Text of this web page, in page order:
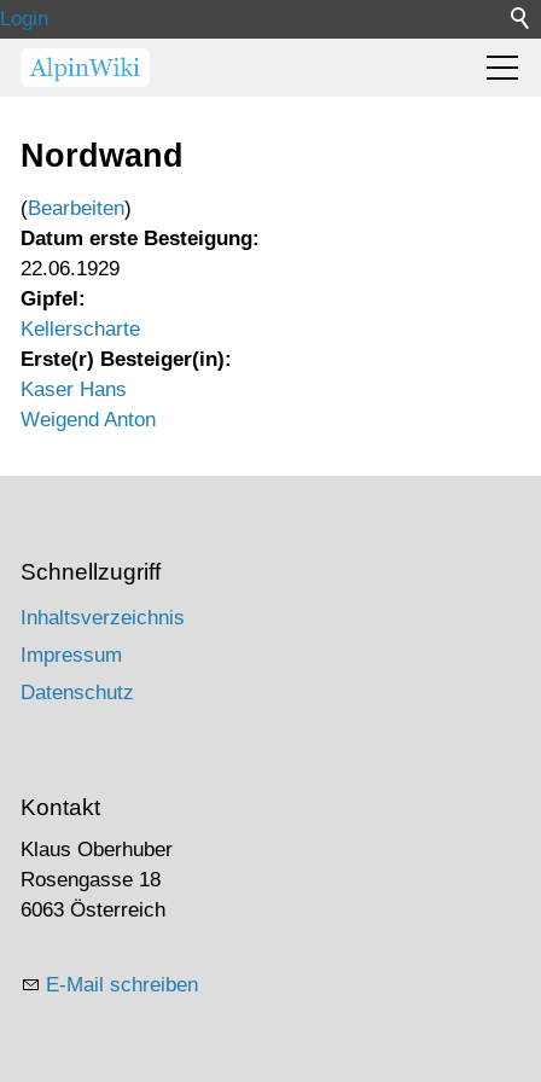
Login
Nordwand
(Bearbeiten)
Datum erste Besteigung:
22.06.1929
Gipfel:
Kellerscharte
Erste(r) Besteiger(in):
Kaser Hans
Weigend Anton
Schnellzugriff
Inhaltsverzeichnis
Impressum
Datenschutz
Kontakt
Klaus Oberhuber
Rosengasse 18
6063 Österreich
E-Mail schreiben